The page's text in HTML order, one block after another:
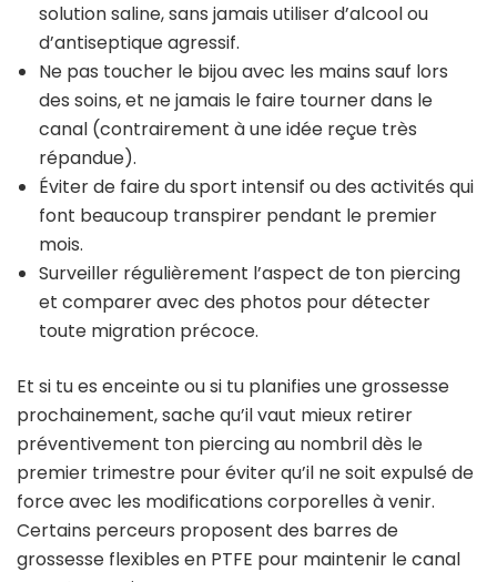
solution saline, sans jamais utiliser d’alcool ou
d’antiseptique agressif.
Ne pas toucher le bijou avec les mains sauf lors
des soins, et ne jamais le faire tourner dans le
canal (contrairement à une idée reçue très
répandue).
Éviter de faire du sport intensif ou des activités qui
font beaucoup transpirer pendant le premier
mois.
Surveiller régulièrement l’aspect de ton piercing
et comparer avec des photos pour détecter
toute migration précoce.
Et si tu es enceinte ou si tu planifies une grossesse
prochainement, sache qu’il vaut mieux retirer
préventivement ton piercing au nombril dès le
premier trimestre pour éviter qu’il ne soit expulsé de
force avec les modifications corporelles à venir.
Certains perceurs proposent des barres de
grossesse flexibles en PTFE pour maintenir le canal